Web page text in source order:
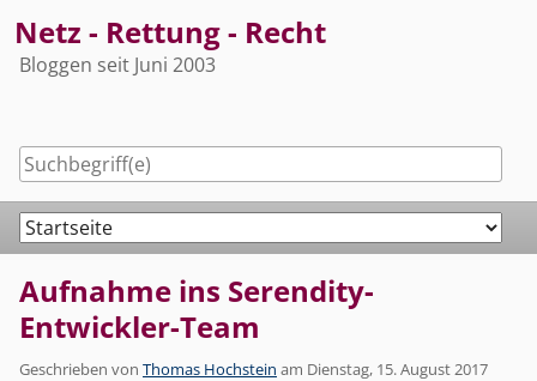
to
content
Netz - Rettung - Recht
Bloggen seit Juni 2003
Navigation
Aufnahme ins Serendity-
Entwickler-Team
Geschrieben von Thomas Hochstein am Dienstag, 15. August 2017